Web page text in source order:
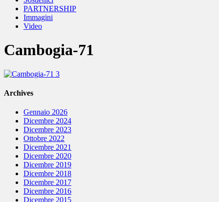
PARTNERSHIP
Immagini
Video
Cambogia-71
Archives
Gennaio 2026
Dicembre 2024
Dicembre 2023
Ottobre 2022
Dicembre 2021
Dicembre 2020
Dicembre 2019
Dicembre 2018
Dicembre 2017
Dicembre 2016
Dicembre 2015